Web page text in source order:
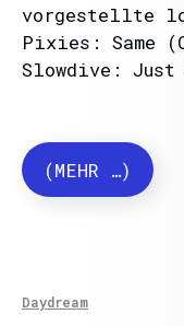
vorgestellte
Pixies: Same
Slowdive:
(MEHR …)
Daydream